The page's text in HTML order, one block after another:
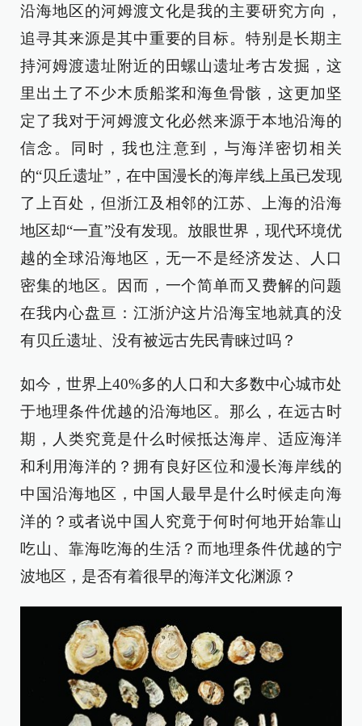
沿海地区的河姆渡文化是我的主要研究方向，
追寻其来源是其中重要的目标。特别是长期主
持河姆渡遗址附近的田螺山遗址考古发掘，这
里出土了不少木质船桨和海鱼骨骸，这更加坚
定了我对于河姆渡文化必然来源于本地沿海的
信念。同时，我也注意到，与海洋密切相关
的“贝丘遗址”，在中国漫长的海岸线上虽已发现
了上百处，但浙江及相邻的江苏、上海的沿海
地区却“一直”没有发现。放眼世界，现代环境优
越的全球沿海地区，无一不是经济发达、人口
密集的地区。因而，一个简单而又费解的问题
在我内心盘亘：江浙沪这片沿海宝地就真的没
有贝丘遗址、没有被远古先民青睐过吗？
如今，世界上40%多的人口和大多数中心城市处
于地理条件优越的沿海地区。那么，在远古时
期，人类究竟是什么时候抵达海岸、适应海洋
和利用海洋的？拥有良好区位和漫长海岸线的
中国沿海地区，中国人最早是什么时候走向海
洋的？或者说中国人究竟于何时何地开始靠山
吃山、靠海吃海的生活？而地理条件优越的宁
波地区，是否有着很早的海洋文化渊源？